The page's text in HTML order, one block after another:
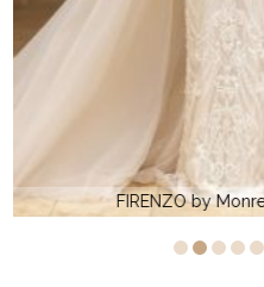
Rochie de mireasa